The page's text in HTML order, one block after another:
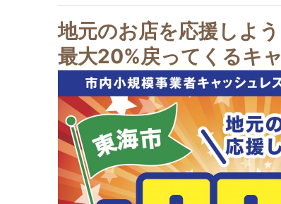
地元のお店を応援しよう
最大20%戻ってくるキ